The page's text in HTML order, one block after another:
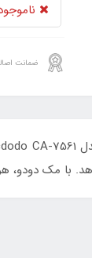
ضمانت
مک دودو،